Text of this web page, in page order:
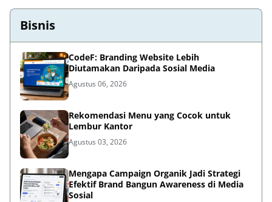
Bisnis
CodeF: Branding Website Lebih
Diutamakan Daripada Sosial Media
Agustus 06, 2026
Rekomendasi Menu yang Cocok untuk
Lembur Kantor
Agustus 03, 2026
Mengapa Campaign Organik Jadi Strategi
Efektif Brand Bangun Awareness di Media
Sosial